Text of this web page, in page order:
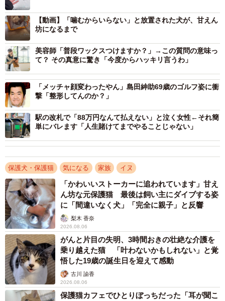
【ビフォー写真】手入れはされておらず、顔周りも毛で覆われ表情も分
【動画】「噛むからいらない」と放置された犬が、甘えん
坊になるまで
美容師「普段ワックスつけますか？」→この質問の意味っ
て？ その真意に驚き「今度からハッキリ言うわ」
「メッチャ顔変わったやん」島田紳助69歳のゴルフ姿に衝
撃「整形してんのか？」
駅の改札で「88万円なんて払えない」と泣く女性←それ簡
単にバレます「人生賭けてまでやることじゃない」
保護犬・保護猫 気になる 家族 イヌ
「かわいいストーカーに追われています」甘え
ん坊な元保護猫 最後は飼い主にダイブする姿
に「間違いなく犬」「完全に親子」と反響
梨木 香奈
2026.08.06
がんと片目の失明、3時間おきの壮絶な介護を
乗り越えた猫 「叶わないかもしれない」と覚
悟した19歳の誕生日を迎えて感動
古川 諭香
2026.08.06
保護猫カフェでひとりぼっちだった「耳が聞こ